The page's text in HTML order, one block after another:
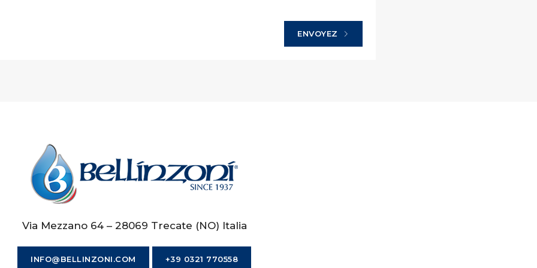
ENVOYEZ
Via Mezzano 64 – 28069 Trecate (NO) Italia
INFO@BELLINZONI.COM +39 0321 770558